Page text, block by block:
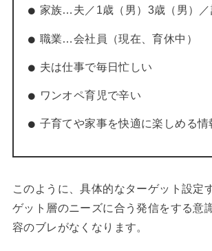
家族…夫／1歳（男）3歳（男）／
職業…会社員（現在、育休中）
夫は仕事で毎日忙しい
ワンオペ育児で辛い
子育てや家事を快適に楽しめる情
このように、具体的なターゲット設定
ゲット層のニーズに合う発信をする意
容のブレがなくなります。